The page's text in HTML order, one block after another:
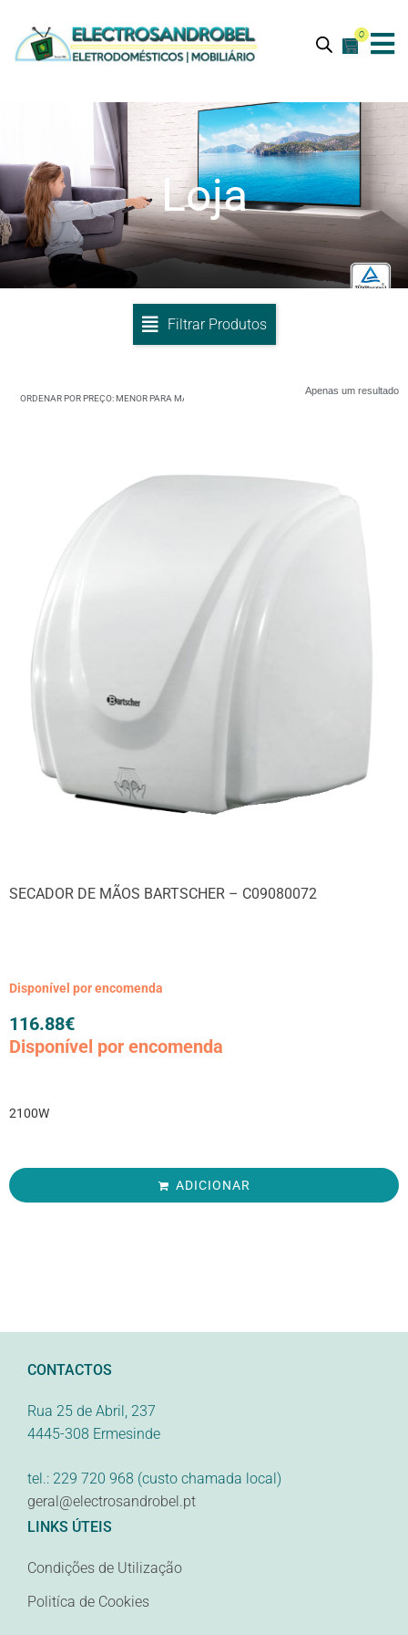
0
Loja
Filtrar Produtos
Apenas um resultado
SECADOR DE MÃOS BARTSCHER – C09080072
Disponível por encomenda
116.88€
Disponível por encomenda
2100W
ADICIONAR
CONTACTOS
Rua 25 de Abril, 237
4445-308 Ermesinde
tel.: 229 720 968 (custo chamada local)
geral@electrosandrobel.pt
LINKS ÚTEIS
Condições de Utilização
Politíca de Cookies